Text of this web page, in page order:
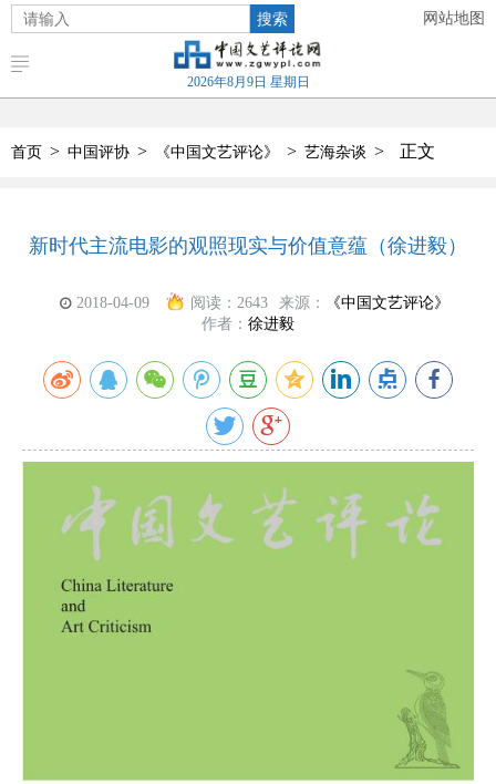
搜索 网站地图
2026年8月9日 星期日
首页 > 中国评协 > 《中国文艺评论》 > 艺海杂谈 > 正文
新时代主流电影的观照现实与价值意蕴（徐进毅）
2018-04-09 阅读： 2643 来源：
《中国文艺评论》
作者： 徐进毅